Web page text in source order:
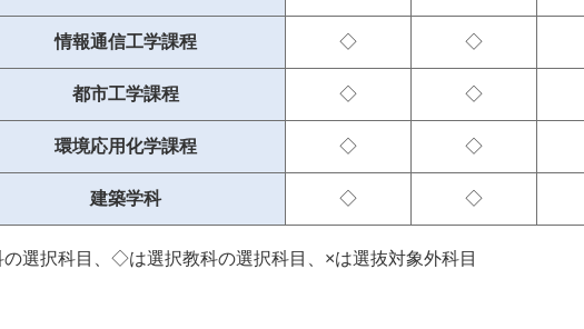
情報通信工学課程 ◇ ◇
都市工学課程 ◇ ◇
環境応用化学課程 ◇ ◇
建築学科 ◇ ◇
選択科目、◇は選択教科の選択科目、×は選抜対象外科目